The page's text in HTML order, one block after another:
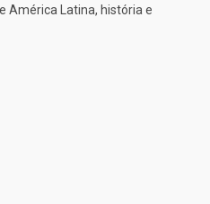
América Latina, história e